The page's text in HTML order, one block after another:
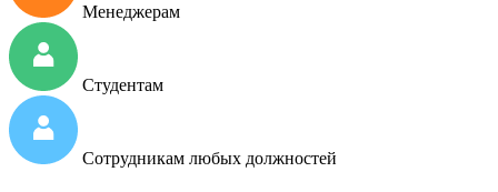
Менеджерам
Студентам
Сотрудникам любых должностей